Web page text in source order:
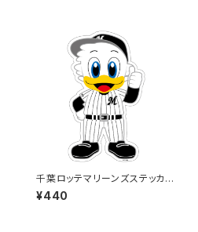
千葉ロッテマリーンズステッカー
13
¥440